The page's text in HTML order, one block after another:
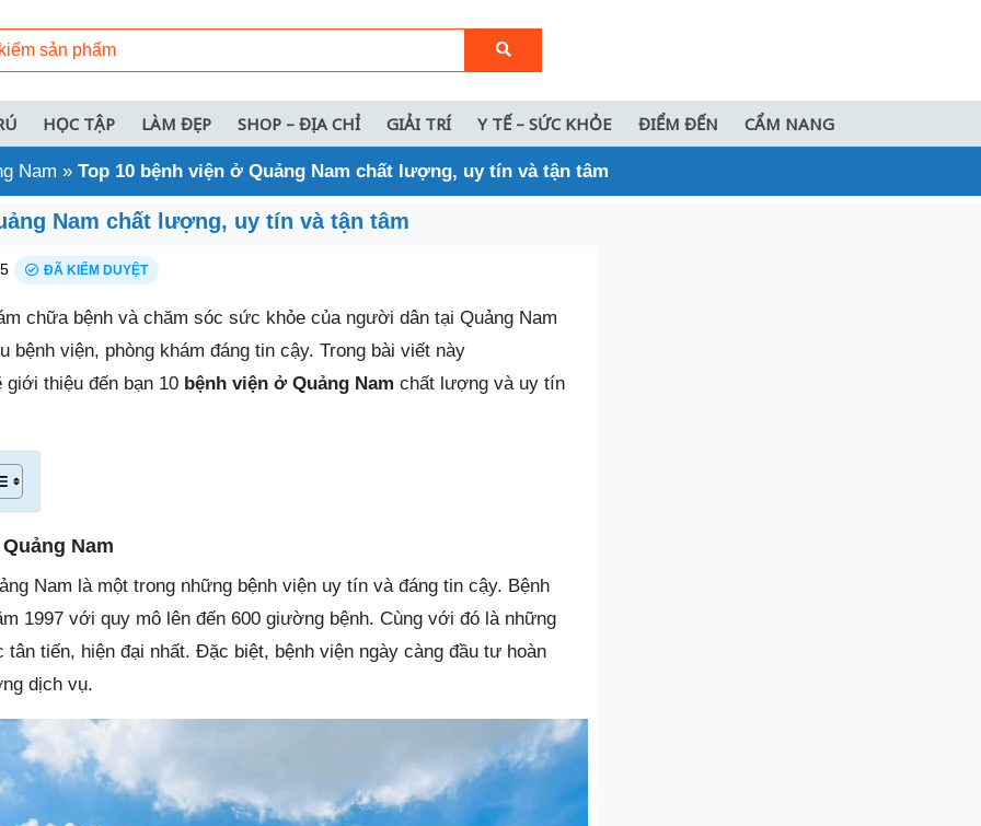
HỌC TẬP LÀM ĐẸP SHOP – ĐỊA CHỈ GIẢI TRÍ Y TẾ – SỨC KHỎE ĐIỂM ĐẾN CẨM NANG
Nam » Top 10 bệnh viện ở Quảng Nam chất lượng, uy tín và tận tâm
Nam chất lượng, uy tín và tận tâm
ĐÃ KIỂM DUYỆT
chữa bệnh và chăm sóc sức khỏe của người dân tại Quảng Nam
bệnh viện, phòng khám đáng tin cậy. Trong bài viết này
thiệu đến bạn 10 bệnh viện ở Quảng Nam chất lượng và uy tín
Nam
Nam là một trong những bệnh viện uy tín và đáng tin cậy. Bệnh
1997 với quy mô lên đến 600 giường bệnh. Cùng với đó là những
tiến, hiện đại nhất. Đặc biệt, bệnh viện ngày càng đầu tư hoàn
dịch vụ.